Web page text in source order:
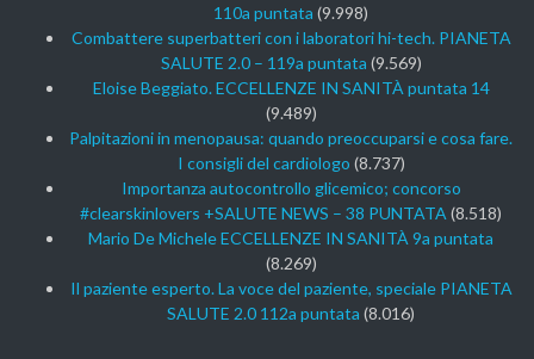
110a puntata (9.998)
Combattere superbatteri con i laboratori hi-tech. PIANETA
SALUTE 2.0 – 119a puntata (9.569)
Eloise Beggiato. ECCELLENZE IN SANITÀ puntata 14
(9.489)
Palpitazioni in menopausa: quando preoccuparsi e cosa fare.
I consigli del cardiologo (8.737)
Importanza autocontrollo glicemico; concorso
#clearskinlovers +SALUTE NEWS – 38 PUNTATA (8.518)
Mario De Michele ECCELLENZE IN SANITÀ 9a puntata
(8.269)
Il paziente esperto. La voce del paziente, speciale PIANETA
SALUTE 2.0 112a puntata (8.016)